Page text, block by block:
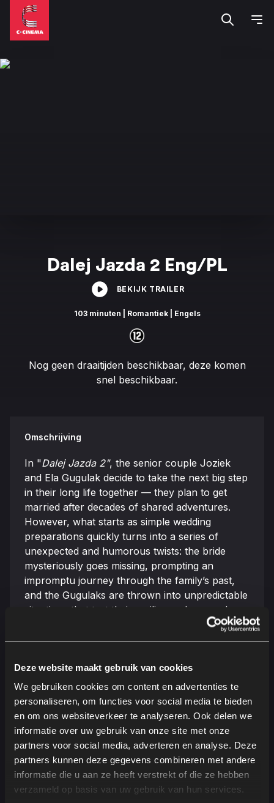
Deze website maakt gebruik van cookies
We gebruiken cookies om content en advertenties te
personaliseren, om functies voor social media te bieden
en om ons websiteverkeer te analyseren. Ook delen we
informatie over uw gebruik van onze site met onze
partners voor social media, adverteren en analyse. Deze
partners kunnen deze gegevens combineren met andere
informatie die u aan ze heeft verstrekt of die ze hebben
verzameld op basis van uw gebruik van hun services.
Dalej Jazda 2 Eng/PL
BEKIJK TRAILER
103 minuten | Romantiek | Engels
Nog geen draaitijden beschikbaar, deze komen
snel beschikbaar.
Omschrijving
In "Dalej Jazda 2", the senior couple Joziek
and Ela Gugulak decide to take the next big step
in their long life together — they plan to get
married after decades of shared adventures.
However, what starts as simple wedding
preparations quickly turns into a series of
unexpected and humorous twists: the bride
mysteriously goes missing, prompting an
impromptu journey through the family’s past,
and the Gugulaks are thrown into unpredictable
situations that test their resilience, love, and
bond with family members. Alongside them,
younger relatives face their own emotional and
generations in a warm, funny and heartfelt
story about family, love, and the surprises life
still has in store.
Regisseur
Genres